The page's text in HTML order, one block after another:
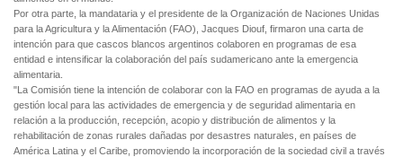
Por otra parte, la mandataria y el presidente de la Organización de Naciones Unidas
para la Agricultura y la Alimentación (FAO), Jacques Diouf, firmaron una carta de
intención para que cascos blancos argentinos colaboren en programas de esa
entidad e intensificar la colaboración del país sudamericano ante la emergencia
alimentaria.
"La Comisión tiene la intención de colaborar con la FAO en programas de ayuda a la
gestión local para las actividades de emergencia y de seguridad alimentaria en
relación a la producción, recepción, acopio y distribución de alimentos y la
rehabilitación de zonas rurales dañadas por desastres naturales, en países de
América Latina y el Caribe, promoviendo la incorporación de la sociedad civil a través